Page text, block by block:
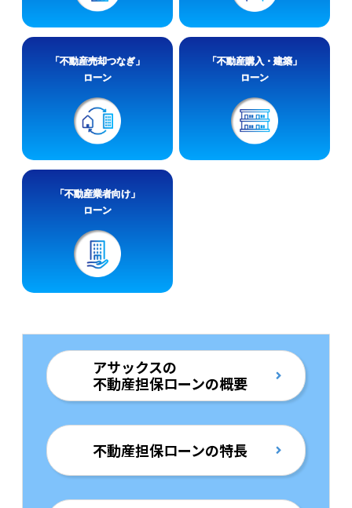
「不動産売却つなぎ」
ローン
「不動産購入・建築」
ローン
「不動産業者向け」
ローン
アサックスの
不動産担保ローンの概要
不動産担保ローンの特長